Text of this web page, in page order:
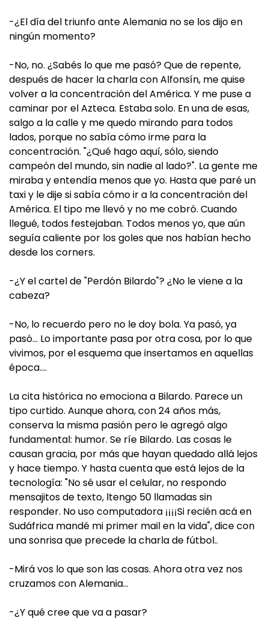
-¿El día del triunfo ante Alemania no se los dijo en
ningún momento?
-No, no. ¿Sabés lo que me pasó? Que de repente,
después de hacer la charla con Alfonsín, me quise
volver a la concentración del América. Y me puse a
caminar por el Azteca. Estaba solo. En una de esas,
salgo a la calle y me quedo mirando para todos
lados, porque no sabía cómo irme para la
concentración. "¿Qué hago aquí, sólo, siendo
campeón del mundo, sin nadie al lado?". La gente me
miraba y entendía menos que yo. Hasta que paré un
taxi y le dije si sabía cómo ir a la concentración del
América. El tipo me llevó y no me cobró. Cuando
llegué, todos festejaban. Todos menos yo, que aún
seguía caliente por los goles que nos habían hecho
desde los corners.
-¿Y el cartel de "Perdón Bilardo"? ¿No le viene a la
cabeza?
-No, lo recuerdo pero no le doy bola. Ya pasó, ya
pasó… Lo importante pasa por otra cosa, por lo que
vivimos, por el esquema que insertamos en aquellas
época….
La cita histórica no emociona a Bilardo. Parece un
tipo curtido. Aunque ahora, con 24 años más,
conserva la misma pasión pero le agregó algo
fundamental: humor. Se ríe Bilardo. Las cosas le
causan gracia, por más que hayan quedado allá lejos
y hace tiempo. Y hasta cuenta que está lejos de la
tecnología: "No sé usar el celular, no respondo
mensajitos de texto, ltengo 50 llamadas sin
responder. No uso computadora ¡¡¡¡Si recién acá en
Sudáfrica mandé mi primer mail en la vida", dice con
una sonrisa que precede la charla de fútbol..
-Mirá vos lo que son las cosas. Ahora otra vez nos
cruzamos con Alemania…
-¿Y qué cree que va a pasar?